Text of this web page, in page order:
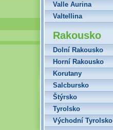
Valle Aurina
Valtellina
Rakousko
Dolní Rakousko
Horní Rakousko
Korutany
Salcbursko
Štýrsko
Tyrolsko
Východní Tyrolsko